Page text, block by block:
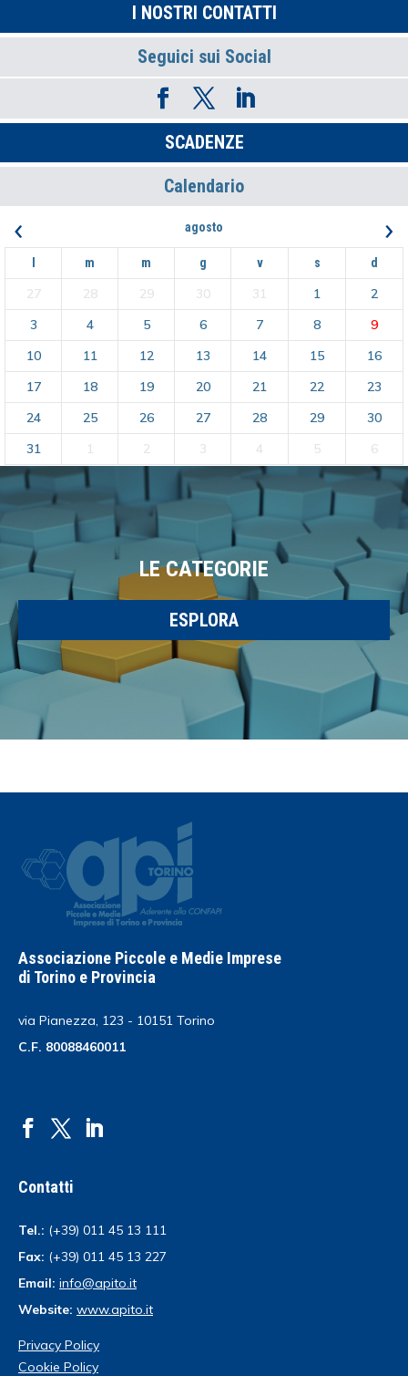
I NOSTRI CONTATTI
Seguici sui Social
SCADENZE
Calendario
‹ agosto ›
m m g v s d
27 28 29 30 31 1
2
3
4 5 6 7 8
9
10
11 12 13 14 15
16
17
18 19 20 21 22
23
24
25 26 27 28 29
30
31
1 2 3 4 5 6
LE CATEGORIE
ESPLORA
Associazione Piccole e Medie Imprese
di Torino e Provincia
via Pianezza, 123 - 10151 Torino
C.F. 80088460011
Contatti
Tel.: (+39) 011 45 13 111
Fax: (+39) 011 45 13 227
Email: info@apito.it
Website: www.apito.it
Privacy Policy
Cookie Policy